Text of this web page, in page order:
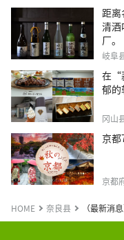
距
清酒
厂。
岐阜
在“
郁的
冈山
京
京都
HOME 奈良县 （最新消